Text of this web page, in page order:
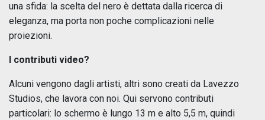
una sfida: la scelta del nero è dettata dalla ricerca di
eleganza, ma porta non poche complicazioni nelle
proiezioni.
I contributi video?
Alcuni vengono dagli artisti, altri sono creati da Lavezzo
Studios, che lavora con noi. Qui servono contributi
particolari: lo schermo è lungo 13 m e alto 5,5 m, quindi